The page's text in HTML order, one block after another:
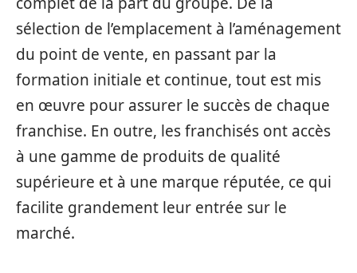
sélection de l’emplacement à l’aménagement
du point de vente, en passant par la
formation initiale et continue, tout est mis
en œuvre pour assurer le succès de chaque
franchise. En outre, les franchisés ont accès
à une gamme de produits de qualité
supérieure et à une marque réputée, ce qui
facilite grandement leur entrée sur le
marché.